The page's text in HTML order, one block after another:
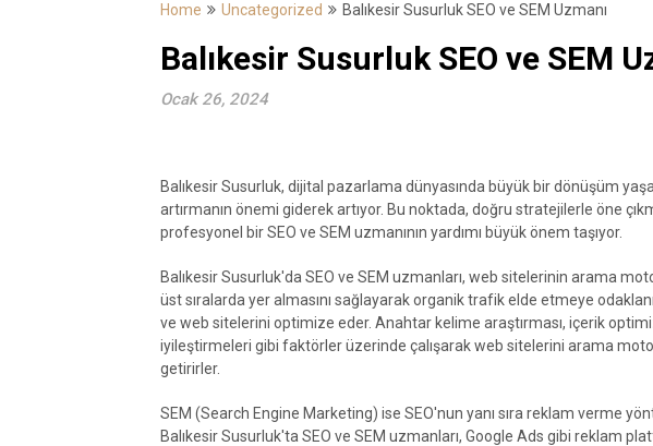
Home Uncategorized Balıkesir Susurluk SEO ve SEM Uzmanı
Balıkesir Susurluk SEO ve SEM
Ocak 26, 2024
Balıkesir Susurluk, dijital pazarlama dünyasında büyük bir dönüşüm
artırmanın önemi giderek artıyor. Bu noktada, doğru stratejilerle öne
profesyonel bir SEO ve SEM uzmanının yardımı büyük önem taşıyor.
Balıkesir Susurluk'da SEO ve SEM uzmanları, web sitelerinin arama
üst sıralarda yer almasını sağlayarak organik trafik elde etmeye
ve web sitelerini optimize eder. Anahtar kelime araştırması, içerik
iyileştirmeleri gibi faktörler üzerinde çalışarak web sitelerini arama
getirirler.
SEM (Search Engine Marketing) ise SEO'nun yanı sıra reklam verme
Balıkesir Susurluk'ta SEO ve SEM uzmanları, Google Ads gibi reklam